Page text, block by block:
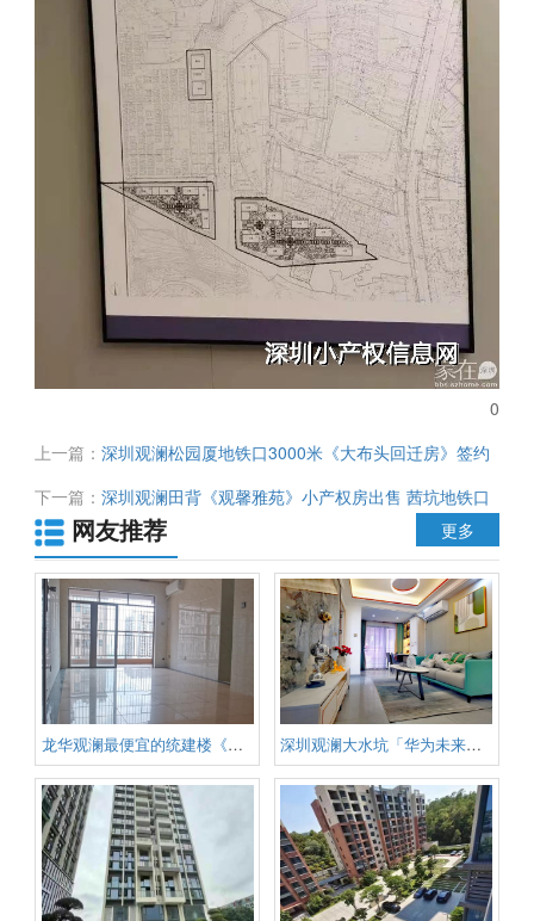
0
上一篇：深圳观澜松园厦地铁口3000米《大布头回迁房》签约
99.9%左右 已拆除60%+ 预计交房4-5年 均价43200元/平
下一篇：深圳观澜田背《观馨雅苑》小产权房出售 茜坑地铁口
500米 户户独立阳台 房间飘窗 总价仅31.8万起
网友推荐 更多
龙华观澜最便宜的统建楼《悦山府 深圳观澜大水坑「华为未来城」龙